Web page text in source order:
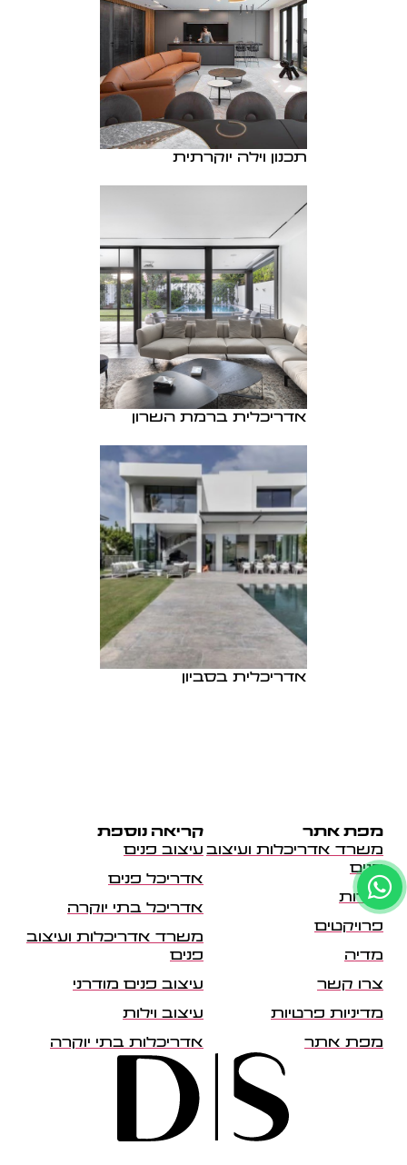
תכנון וילה יוקרתית
אדריכלית ברמת השרון
אדריכלית בסביון
מפת אתר
משרד אדריכלות ועיצוב
פנים
אודות
פרויקטים
מדיה
צרו קשר
מדיניות פרטיות
מפת אתר
קריאה נוספת
עיצוב פנים
אדריכל פנים
אדריכל בתי יוקרה
משרד אדריכלות ועיצוב
פנים
עיצוב פנים מודרני
עיצוב וילות
אדריכלות בתי יוקרה